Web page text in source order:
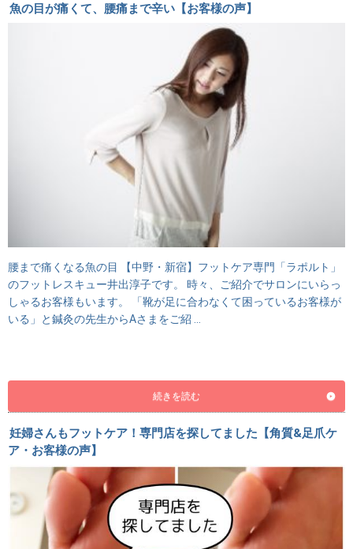
魚の目が痛くて、腰痛まで辛い【お客様の声】
腰まで痛くなる魚の目 【中野・新宿】フットケア専門「ラポルト」
のフットレスキュー井出淳子です。 時々、ご紹介でサロンにいらっ
しゃるお客様もいます。 「靴が足に合わなくて困っているお客様が
いる」と鍼灸の先生からAさまをご紹 …
続きを読む
妊婦さんもフットケア！専門店を探してました【角質&足爪ケ
ア・お客様の声】